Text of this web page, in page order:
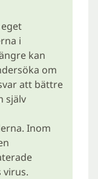
i
kan
om
att bättre
själv
Inom
virus.